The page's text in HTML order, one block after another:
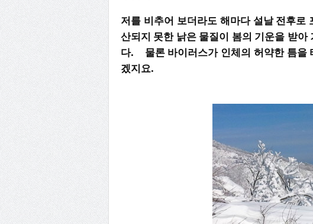
저를 비추어 보더라도 해마다 설날 전후
산되지 못한 낡은 물질이 봄의 기운을 받
다. 물론 바이러스가 인체의 허약한 틈을
겠지요.